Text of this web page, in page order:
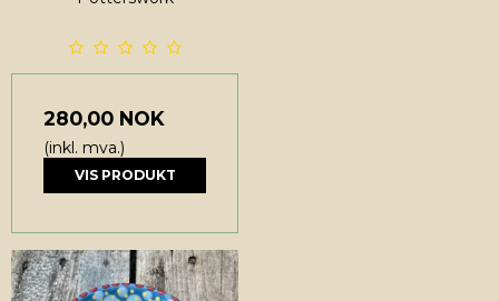
280,00 NOK
(inkl. mva.)
VIS PRODUKT